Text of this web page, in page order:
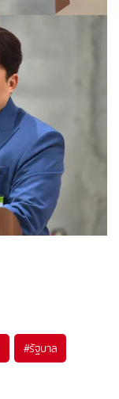
#รัฐบาล